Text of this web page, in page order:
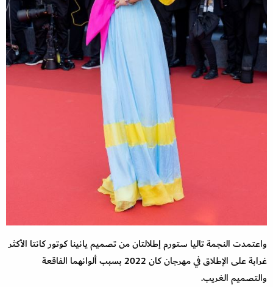
واعتمدت النجمة تاليا ستورم إطلالتان من تصميم يانينا كوتور كانتا الأكثر
غرابة على الإطلاق في مهرجان كان 2022 بسبب ألوانهما الفاقعة
والتصميم الغريب.